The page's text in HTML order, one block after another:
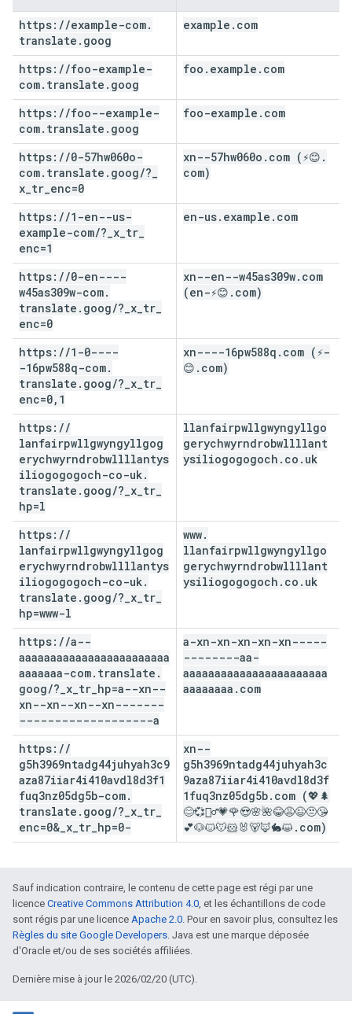
https: //example-com.
translate . goog
example . com
https: //foo-example-
com. translate . goog
foo . example . com
https: //foo--example-
com. translate . goog
foo-example . com
https: //0-57hw060o-
com. translate . goog/?
x tr enc=0
xn--57hw060o . com (⚡😊 .
com)
https: //1-en--us-
example-com/? x tr
enc=1
en-us. example . com
https: //0-en----
w45as309w-com.
translate . goog/? x tr
enc=0
xn--en--w45as309w. com
(en-⚡😊 . com)
https: //1-0----
-16pw588q-com.
translate . goog/? x tr
enc=0, 1
xn----16pw588q . com (⚡-
😊 . com)
https: //
lanfairpwllgwyngyllgog
erychwyrndrobwllllantys
iliogogogoch-co-uk.
translate . goog/? x tr
hp=l
llanfairpwllgwyngyllgo
gerychwyrndrobwllllant
ysiliogogogoch . co . uk
https: //
lanfairpwllgwyngyllgog
erychwyrndrobwllllantys
iliogogogoch-co-uk.
translate . goog/? x tr
hp=www-l
www.
llanfairpwllgwyngyllgo
gerychwyrndrobwllllant
ysiliogogogoch . co . uk
https: //a--
aaaaaaaaaaaaaaaaaaaaaaaa
aaaaaaa-com. translate .
goog/? x tr hp=a--xn--
xn--xn--xn--xn-------
-------------------a
a-xn-xn-xn-xn-xn-----
--------aa-
aaaaaaaaaaaaaaaaaaaaaaa
aaaaaaaa . com
https: //
g5h3969ntadg44juhyah3c9
aza87iiar4i410avdl8d3f1
fuq3nz05dg5b-com.
translate . goog/? x tr
enc=0& x tr hp=0-
xn--
g5h3969ntadg44juhyah3c
9aza87iiar4i410avdl8d3f
1fuq3nz05dg5b. com (💖🌲
😊💞🤷‍♂️💗🌹😍🌸🌺😂😩😉😒😘
💕🐶🐱🐭🐹🐰🐻🦊🐇😺 . com)
Sauf indication contraire, le contenu de cette page est régi par une
licence Creative Commons Attribution 4.0, et les échantillons de code
sont régis par une licence Apache 2.0. Pour en savoir plus, consultez les
Règles du site Google Developers. Java est une marque déposée
d'Oracle et/ou de ses sociétés affiliées.
Dernière mise à jour le 2026/02/20 (UTC).